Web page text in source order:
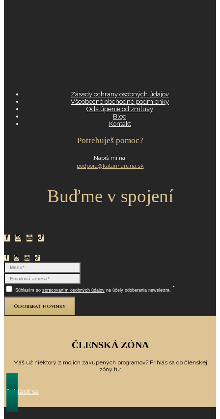
Zásady ochrany osobných údajov
Všeobecné obchodné podmienky
Odstúpenie od zmluvy
Blog
Kontakt
Potrebuješ pomoc?
Napíš mi na
podpora@katarinaruna.sk
Buďme v spojení
Súhlasím so spracovaním osobných údajov na účely odoberania newslettra. *
Odoberať novinky
ČLENSKÁ ZÓNA
Máš už niektorý z mojich zakúpených programov? Prihlás sa do členskej
zóny tu:
Prihlásiť sa